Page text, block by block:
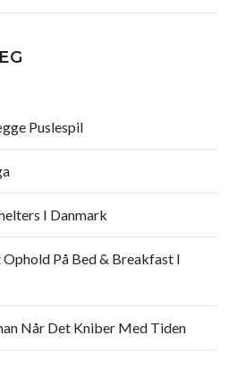
Puslespil
I Danmark
På Bed & Breakfast I
Når Det Kniber Med Tiden